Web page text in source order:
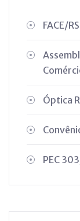
FACE/RS
Óptica
PEC